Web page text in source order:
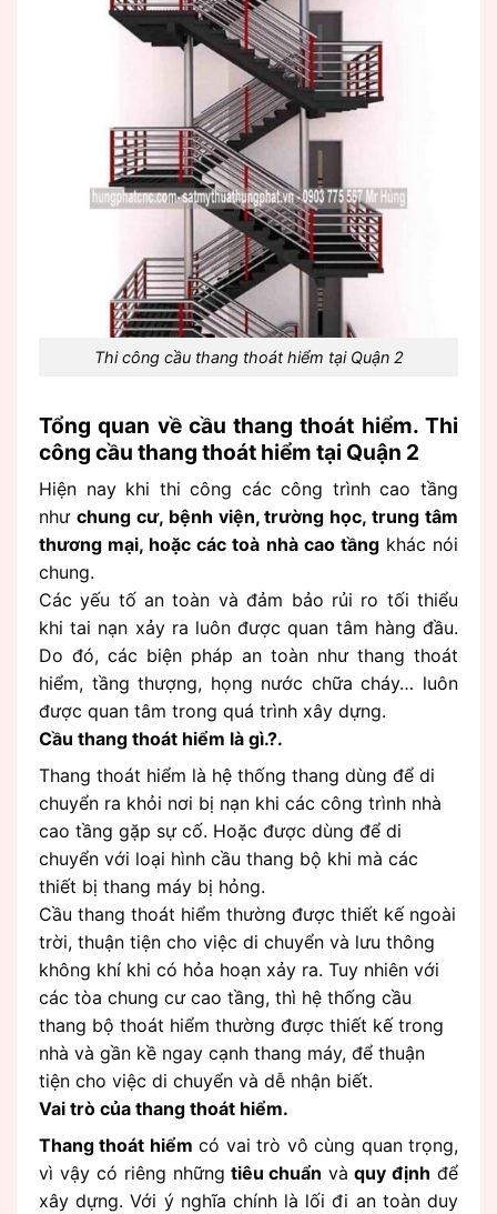
Thi công cầu thang thoát hiểm tại Quận 2
Tổng quan về cầu thang thoát hiểm. Thi
công cầu thang thoát hiểm tại Quận 2
Hiện nay khi thi công các công trình cao tầng
như chung cư, bệnh viện, trường học, trung tâm
thương mại, hoặc các toà nhà cao tầngkhác nói
chung.
Các yếu tố an toàn và đảm bảo rủi ro tối thiểu
khi tai nạn xảy ra luôn được quan tâm hàng đầu.
Do đó, các biện pháp an toàn như thang thoát
hiểm, tầng thượng, họng nước chữa cháy… luôn
được quan tâm trong quá trình xây dựng.
Cầu thang thoát hiểm là gì.?.
Thang thoát hiểm là hệ thống thang dùng để di
chuyển ra khỏi nơi bị nạn khi các công trình nhà
cao tầng gặp sự cố. Hoặc được dùng để di
chuyển với loại hình cầu thang bộ khi mà các
thiết bị thang máy bị hỏng.
Cầu thang thoát hiểm thường được thiết kế ngoài
trời, thuận tiện cho việc di chuyển và lưu thông
không khí khi có hỏa hoạn xảy ra. Tuy nhiên với
các tòa chung cư cao tầng, thì hệ thống cầu
thang bộ thoát hiểm thường được thiết kế trong
nhà và gần kề ngay cạnh thang máy, để thuận
tiện cho việc di chuyển và dễ nhận biết.
Vai trò của thang thoát hiểm.
Thang thoát hiểm có vai trò vô cùng quan trọng,
vì vậy có riêng những tiêu chuẩn và quy định để
xây dựng. Với ý nghĩa chính là lối đi an toàn duy